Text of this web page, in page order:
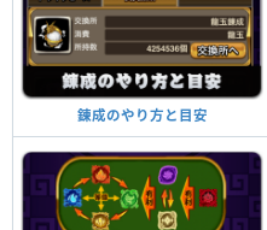
錬成のやり方と目安